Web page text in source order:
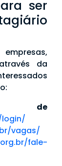
ser
da
de
login/
vagas/
fale-